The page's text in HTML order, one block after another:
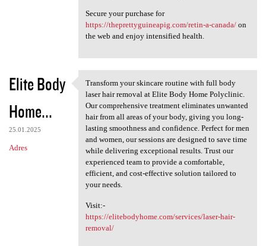
Secure your purchase for
https://theprettyguineapig.com/retin-a-canada/on
the web and enjoy intensified health.
Elite Body
Home...
25.01.2025
Adres
Transform your skincare
Transform your skincare routine with full body
laser hair removal at Elite Body Home Polyclinic.
Our comprehensive treatment eliminates unwanted
hair from all areas of your body, giving you long-
lasting smoothness and confidence. Perfect for men
and women, our sessions are designed to save time
while delivering exceptional results. Trust our
experienced team to provide a comfortable,
efficient, and cost-effective solution tailored to
your needs.
Visit:-
https://elitebodyhome.com/services/laser-hair-
removal/